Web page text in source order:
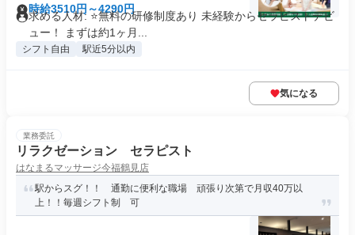
時給3510円～4290円
求める人材: ⭐️無料の研修制度あり 未経験からセラピストデビ
ュー！ まずは約1ヶ月...
シフト自由 駅近5分以内
気になる
業務委託
リラクゼーション セラピスト
はなまるマッサージ今福鶴見店
駅からスグ！！ 通勤に便利な職場 頑張り次第で月収40万以
上！！毎週シフト制 可